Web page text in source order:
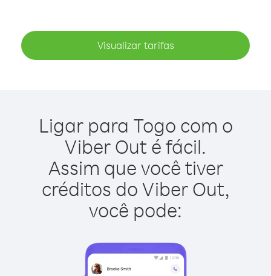
Visualizar tarifas
Ligar para Togo com o
Viber Out é fácil.
Assim que você tiver
créditos do Viber Out,
você pode: